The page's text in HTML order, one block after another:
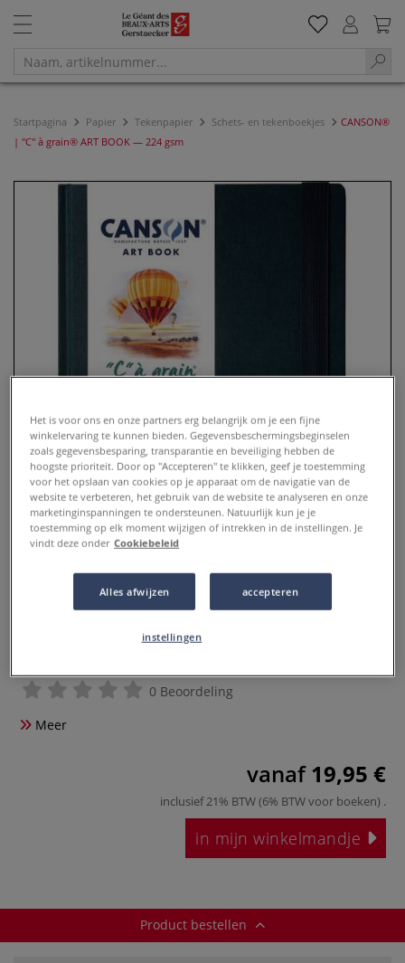
Startpagina Papier Tekenpapier Schets- en tekenboekjes
CANSON®
| "C" à grain® ART BOOK — 224 gsm
CANSON® | "C" à grain® ART
BOOK — 224 gsm
0 Beoordeling
Meer
vanaf 19,95 €
inclusief 21% BTW (6% BTW voor boeken) .
in mijn winkelmandje
Product bestellen
Het is voor ons en onze partners erg belangrijk om je een fijne
winkelervaring te kunnen bieden. Gegevensbeschermingsbeginselen
zoals gegevensbesparing, transparantie en beveiliging hebben de
hoogste prioriteit. Door op "Accepteren" te klikken, geef je toestemming
voor het opslaan van cookies op je apparaat om de navigatie van de
website te verbeteren, het gebruik van de website te analyseren en onze
marketinginspanningen te ondersteunen. Natuurlijk kun je je
toestemming op elk moment wijzigen of intrekken in de instellingen. Je
vindt deze onder Cookiebeleid
Alles afwijzen accepteren
instellingen